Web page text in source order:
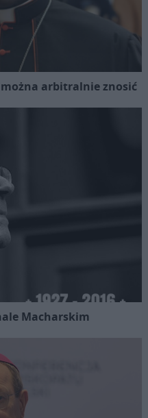
arbitralnie znosić
Macharskim